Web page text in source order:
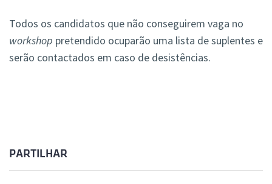
Todos os candidatos que não conseguirem vaga no
workshop pretendido ocuparão uma lista de suplentes e
serão contactados em caso de desistências.
PARTILHAR